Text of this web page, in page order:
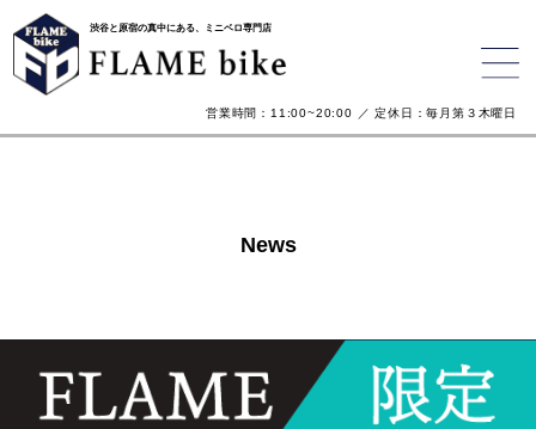
渋谷と原宿の真中にある、ミニベロ専門店
営業時間：11:00~20:00 ／ 定休日：毎月第３木曜日
News